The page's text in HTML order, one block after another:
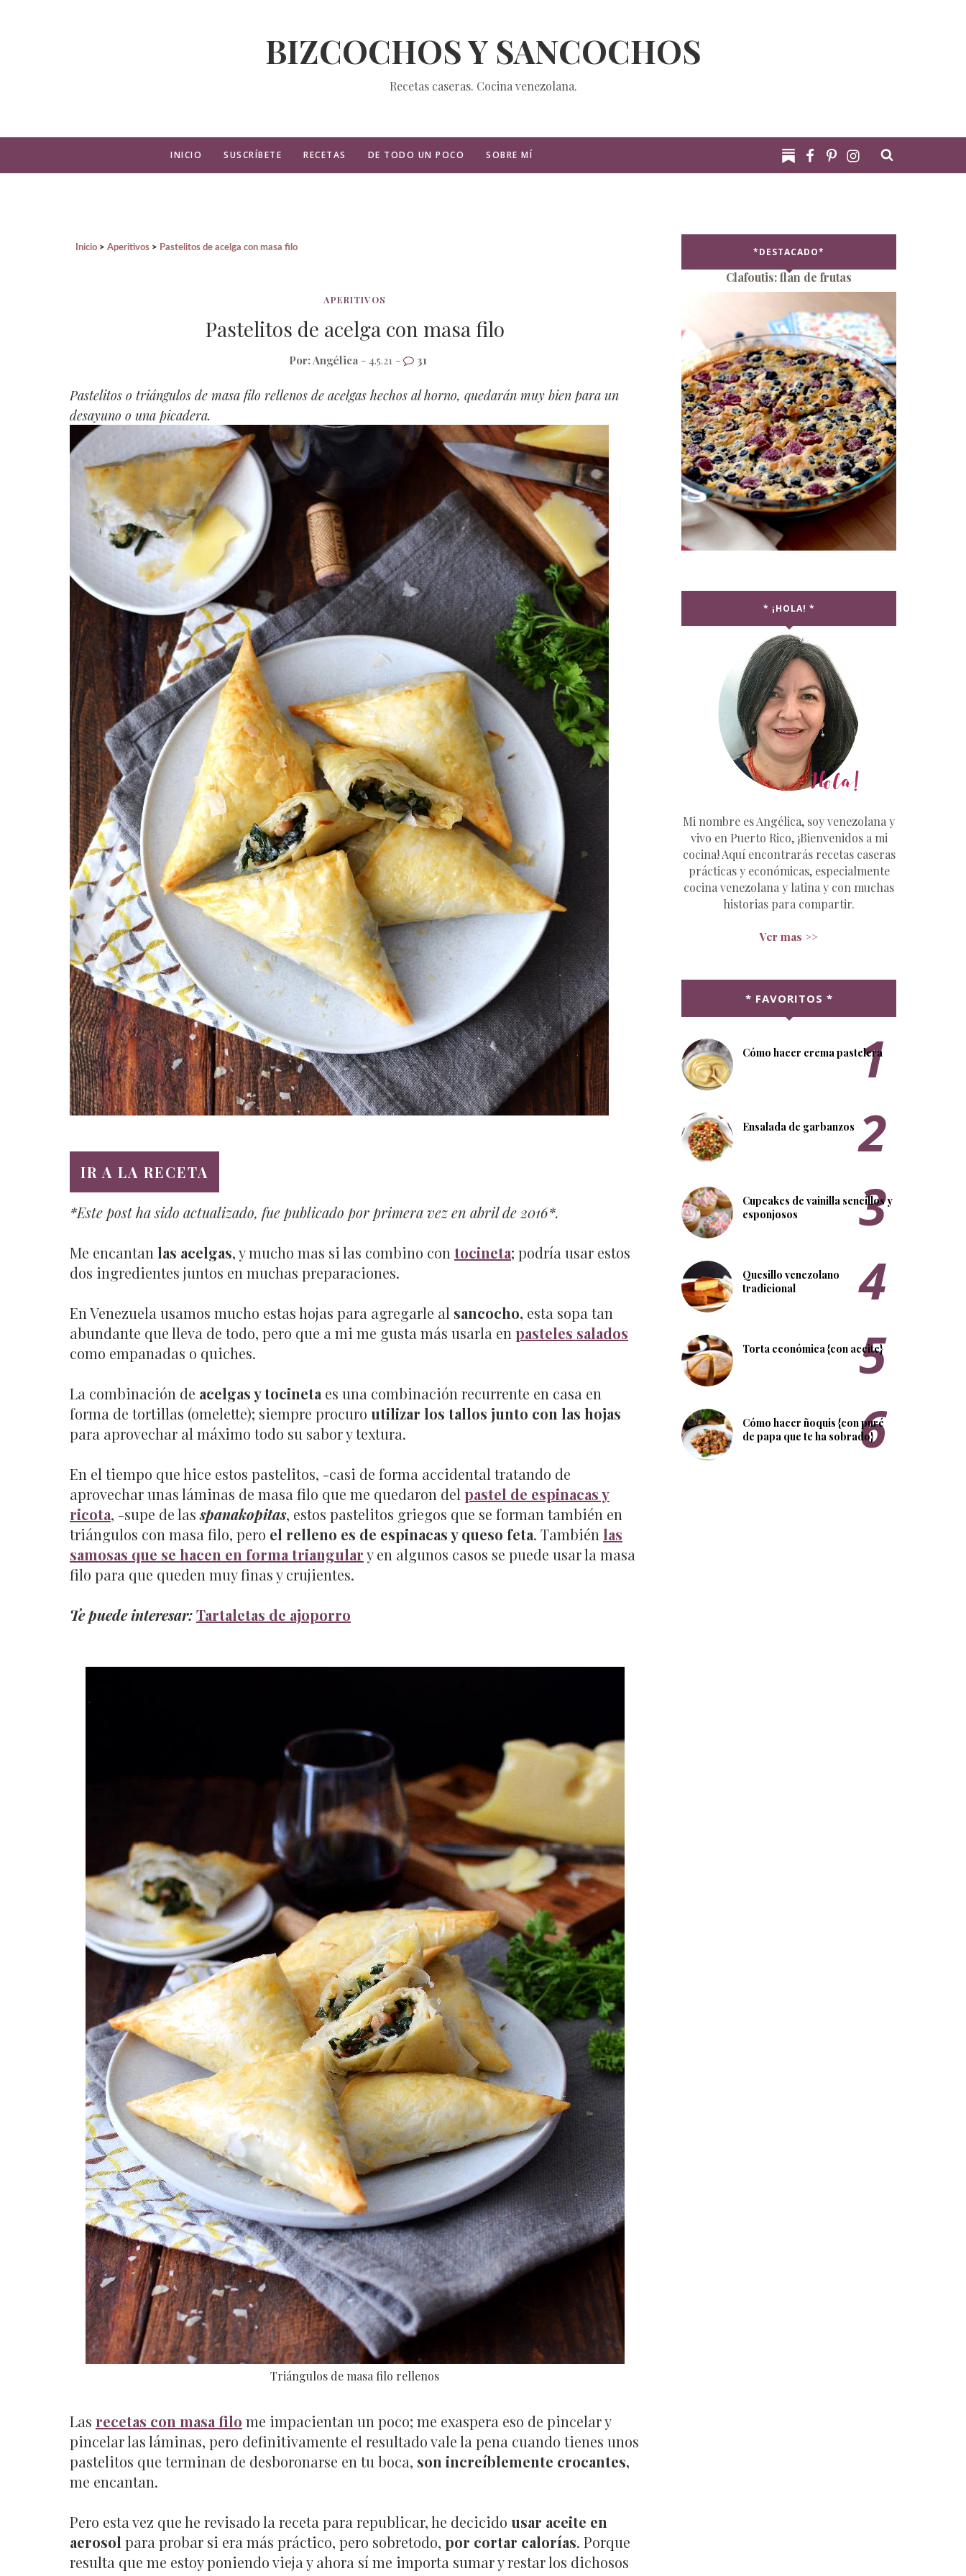
BIZCOCHOS Y SANCOCHOS
Recetas caseras. Cocina venezolana.
INICIO SUSCRÍBETE RECETAS DE TODO UN POCO SOBRE MÍ
Inicio Aperitivos Pastelitos de acelga con masa filo
APERITIVOS
Pastelitos de acelga con masa filo
Por:Angélica - 4.5.21 - 31
Pastelitos o triángulos de masa filo rellenos de acelgas hechos al horno, quedarán muy bien para un
desayuno o una picadera.
IR A LA RECETA
*Este post ha sido actualizado, fue publicado por primera vez en abril de 2016*.
Me encantan las acelgas, y mucho mas si las combino con tocineta; podría usar estos
dos ingredientes juntos en muchas preparaciones.
En Venezuela usamos mucho estas hojas para agregarle al sancocho, esta sopa tan
abundante que lleva de todo, pero que a mi me gusta más usarla en pasteles salados
como empanadas o quiches.
La combinación de acelgas y tocineta es una combinación recurrente en casa en
forma de tortillas (omelette); siempre procuro utilizar los tallos junto con las hojas
para aprovechar al máximo todo su sabor y textura.
En el tiempo que hice estos pastelitos, -casi de forma accidental tratando de
aprovechar unas láminas de masa filo que me quedaron del pastel de espinacas y
ricota, -supe de lasspanakopitas, estos pastelitos griegos que se forman también en
triángulos con masa filo, pero el relleno es de espinacas y queso feta. También las
samosas que se hacen en forma triangulary en algunos casos se puede usar la masa
filo para que queden muy finas y crujientes.
Te puede interesar:Tartaletas de ajoporro
Triángulos de masa filo rellenos
Las recetas con masa filo me impacientan un poco; me exaspera eso de pincelar y
pincelar las láminas, pero definitivamente el resultado vale la pena cuando tienes unos
pastelitos que terminan de desboronarse en tu boca, son increíblemente crocantes,
me encantan.
Pero esta vez que he revisado la receta para republicar, he decicido usar aceite en
aerosol para probar si era más práctico, pero sobretodo, por cortar calorías. Porque
resulta que me estoy poniendo vieja y ahora sí me importa sumar y restar los dichosos
*DESTACADO*
Clafoutis: flan de frutas
* ¡HOLA! *
Mi nombre es Angélica, soy venezolana y
vivo en Puerto Rico, ¡Bienvenidos a mi
cocina! Aquí encontrarás recetas caseras
prácticas y económicas, especialmente
cocina venezolana y latina y con muchas
historias para compartir.
Ver mas >>
* FAVORITOS *
Cómo hacer crema pastelera
Ensalada de garbanzos
Cupcakes de vainilla sencillos y
esponjosos
Quesillo venezolano
tradicional
Torta económica {con aceite}
Cómo hacer ñoquis {con puré
de papa que te ha sobrado}